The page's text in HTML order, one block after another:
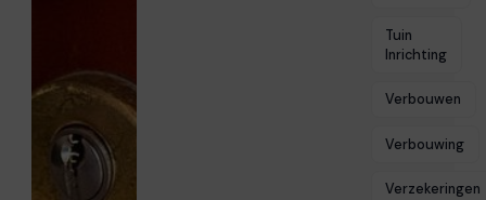
Tuin
Inrichting
Verbouwen
Verbouwing
Verzekeringen